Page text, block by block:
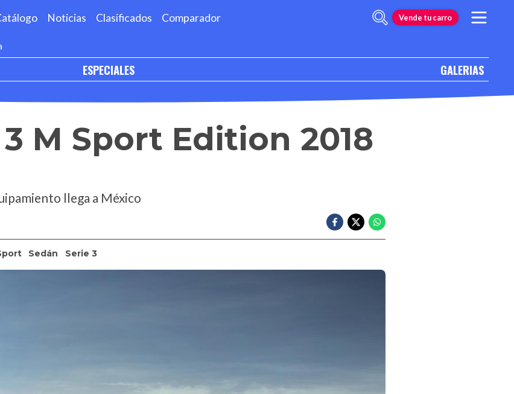
Noticias Clasificados Comparador Vende tu carro
ESPECIALES GALERIAS
M Sport Edition 2018
llega a México
Sedán Serie 3